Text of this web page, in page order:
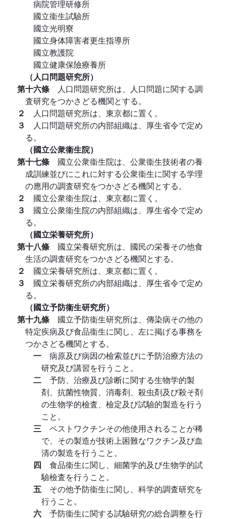
病院管理研修所
國立衞生試驗所
國立光明寮
國立身体障害者更生指導所
國立教護院
國立健康保險療養所
（人口問題研究所）
第十六條 人口問題研究所は、人口問題に関する調
査研究をつかさどる機関とする。
２ 人口問題研究所は、東京都に置く。
３ 人口問題研究所の内部組織は、厚生省令で定め
る。
（國立公衆衞生院）
第十七條 國立公衆衞生院は、公衆衞生技術者の養
成訓練並びにこれに対する公衆衞生に関する学理
の應用の調査研究をつかさどる機関とする。
２ 國立公衆衞生院は、東京都に置く。
３ 國立公衆衞生院の内部組織は、厚生省令で定め
る。
（國立栄養研究所）
第十八條 國立栄養研究所は、國民の栄養その他食
生活の調査研究をつかさどる機関とする。
２ 國立栄養研究所は、東京都に置く。
３ 國立栄養研究所の内部組織は、厚生省令で定め
る。
（國立予防衞生研究所）
第十九條 國立予防衞生研究所は、傳染病その他の
特定疾病及び食品衞生に関し、左に掲げる事務を
つかさどる機関とする。
一 病原及び病因の檢索並びに予防治療方法の
研究及び講習を行うこと。
二 予防、治療及び診断に関する生物学的製
剤、抗菌性物質、消毒剤、殺虫剤及び殺そ剤
の生物学的檢査、檢定及び試驗的製造を行う
こと。
三 ペストワクチンその他使用されることが稀
で、その製造が技術上困難なワクチン及び血
清の製造を行うこと。
四 食品衞生に関し、細菌学的及び生物学的試
驗檢査を行うこと。
五 その他予防衞生に関し、科学的調査研究を
行うこと。
六 予防衞生に関する試驗研究の総合調整を行